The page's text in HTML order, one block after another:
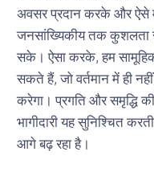
अवसर प्रदान करके और ऐसे
जनसांख्यिकीय तक कुशलता
सके। ऐसा करके, हम
सकते हैं, जो वर्तमान में ही
करेगा। प्रगति और समृद्धि
भागीदारी यह सुनिश्चित
आगे बढ़ रहा है।